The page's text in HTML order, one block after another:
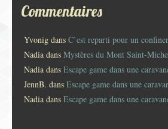
Commentaires
Yvonig dans C’est reparti pour un
Nadia dans Mystères du Mont Saint-
Nadia dans Escape game dans une
JennB. dans Escape game dans une
Nadia dans Escape game dans une